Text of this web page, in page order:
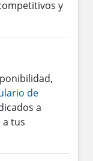
y
de
a
a tus